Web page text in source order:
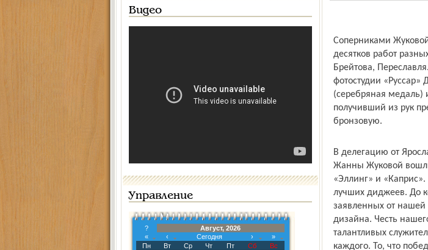
Видео
Управление
?
Август, 2026
«
‹ Сегодня ›
»
Пн
Вт Ср Чт Пт Сб
Вс
Соперниками
десятков работ
Брейтова,
фотостудии «Руссар»
(серебряная медаль)
получивший из рук
бронзовую.
В делегацию от
Жанны Жуковой
«Эллинг» и
лучших диджеев. До
заявленных от нашей
дизайна. Честь
талантливых
каждого. То, что